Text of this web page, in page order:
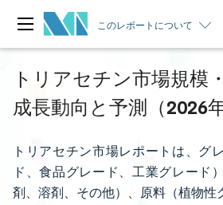
このレポートについて
トリアセチン市場規模
成長動向と予測（2026
トリアセチン市場レポートは、グ
ド、食品グレード、工業グレード
剤、溶剤、その他）、原料（植物性